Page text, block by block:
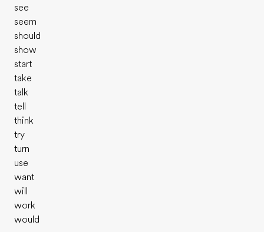
see
seem
should
show
start
take
talk
tell
think
try
turn
use
want
will
work
would